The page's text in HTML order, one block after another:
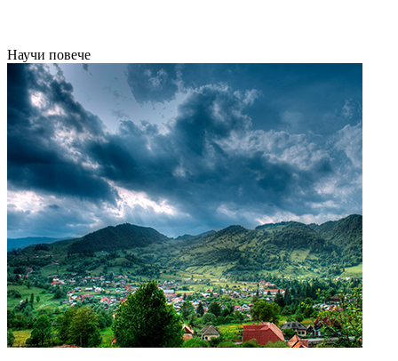
Научи повече